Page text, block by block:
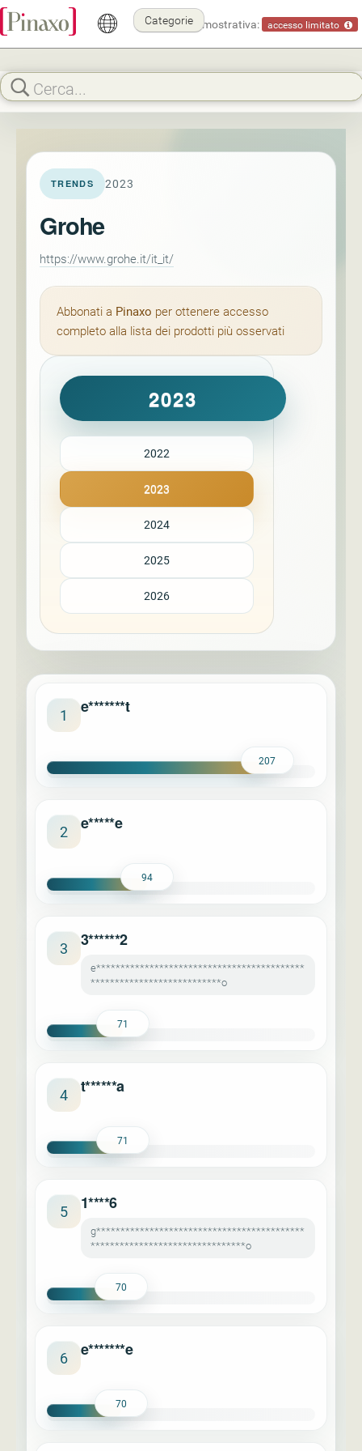
Modalità dimostrativa: accesso limitato
Categorie
TRENDS 2023
Grohe
https://www.grohe.it/it_it/
Abbonati a Pinaxo per ottenere accesso
completo alla lista dei prodotti più osservati
2023
2022
2023
2024
2025
2026
1 e*******t
207
2 e*****e
94
3 3******2
e*******************************************
***************************o
71
4 t******a
71
5 1****6
g*******************************************
********************************o
70
6 e*******e
70